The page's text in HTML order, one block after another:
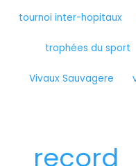
tournoi inter-hopitaux
trophées du sport
Vivaux Sauvagere
record